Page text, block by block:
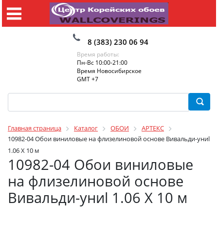
8 (383) 230 06 94
Время работы:
Пн-Вс 10:00-21:00
Время Новосибирское
GMT +7
Главная страница Каталог ОБОИ
АРТЕКС
10982-04 Обои виниловые на флизелиновой основе Вивальди-униl
1.06 X 10 м
10982-04 Обои виниловые
на флизелиновой основе
Вивальди-униl 1.06 X 10 м